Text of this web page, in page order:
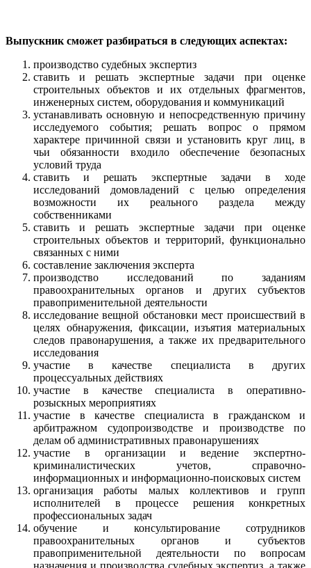
Выпускник сможет разбираться в следующих аспектах:
производство судебных экспертиз
ставить и решать экспертные задачи при оценке
строительных объектов и их отдельных фрагментов,
инженерных систем, оборудования и коммуникаций
устанавливать основную и непосредственную причину
исследуемого события; решать вопрос о прямом
характере причинной связи и установить круг лиц, в
чьи обязанности входило обеспечение безопасных
условий труда
ставить и решать экспертные задачи в ходе
исследований домовладений с целью определения
возможности их реального раздела между
собственниками
ставить и решать экспертные задачи при оценке
строительных объектов и территорий, функционально
связанных с ними
составление заключения эксперта
производство исследований по заданиям
правоохранительных органов и других субъектов
правоприменительной деятельности
исследование вещной обстановки мест происшествий в
целях обнаружения, фиксации, изъятия материальных
следов правонарушения, а также их предварительного
исследования
участие в качестве специалиста в других
процессуальных действиях
участие в качестве специалиста в оперативно-
розыскных мероприятиях
участие в качестве специалиста в гражданском и
арбитражном судопроизводстве и производстве по
делам об административных правонарушениях
участие в организации и ведение экспертно-
криминалистических учетов, справочно-
информационных и информационно-поисковых систем
организация работы малых коллективов и групп
исполнителей в процессе решения конкретных
профессиональных задач
обучение и консультирование сотрудников
правоохранительных органов и субъектов
правоприменительной деятельности по вопросам
назначения и производства судебных экспертиз, а также